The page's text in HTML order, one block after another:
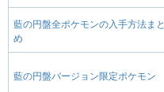
藍の円盤全ポケモンの入手方法まと
め
藍の円盤バージョン限定ポケモン